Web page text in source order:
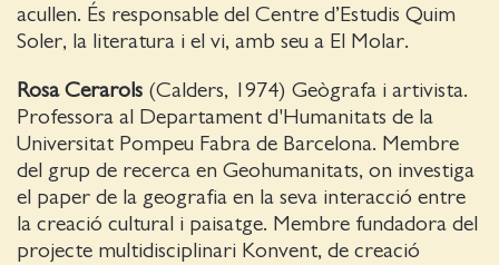
acullen. És responsable del Centre d’Estudis Quim
Soler, la literatura i el vi, amb seu a El Molar.
Rosa Cerarols (Calders, 1974) Geògrafa i artivista.
Professora al Departament d'Humanitats de la
Universitat Pompeu Fabra de Barcelona. Membre
del grup de recerca en Geohumanitats, on investiga
el paper de la geografia en la seva interacció entre
la creació cultural i paisatge. Membre fundadora del
projecte multidisciplinari Konvent, de creació